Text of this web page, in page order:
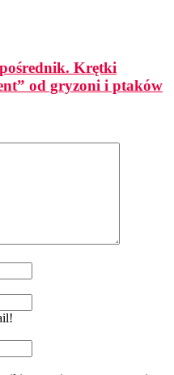
Krętki
od gryzoni i ptaków